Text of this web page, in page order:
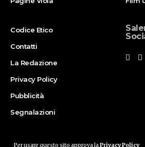
Per usare questo sito approva la Privacy Policy
Codice Etico
Contatti
La Redazione
Privacy Policy
Pubblicità
Segnalazioni